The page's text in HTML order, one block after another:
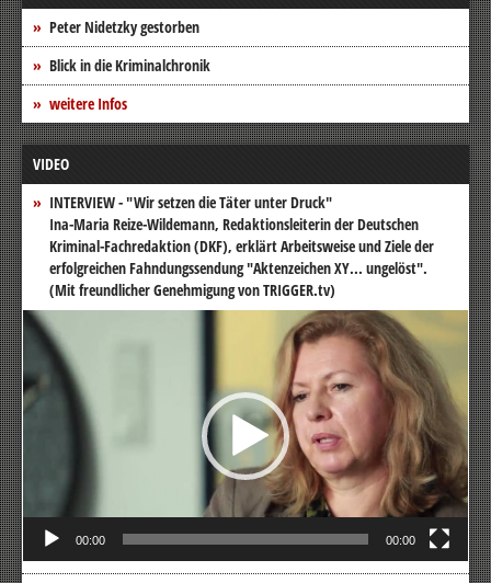
Peter Nidetzky gestorben
Blick in die Kriminalchronik
weitere Infos
VIDEO
INTERVIEW - "Wir setzen die Täter unter Druck"
Ina-Maria Reize-Wildemann, Redaktionsleiterin der Deutschen
Kriminal-Fachredaktion (DKF), erklärt Arbeitsweise und Ziele der
erfolgreichen Fahndungssendung "Aktenzeichen XY... ungelöst".
(Mit freundlicher Genehmigung von TRIGGER.tv)
Video-
Player
00:00 00:00